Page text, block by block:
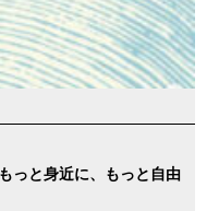
っと身近に、もっと自由